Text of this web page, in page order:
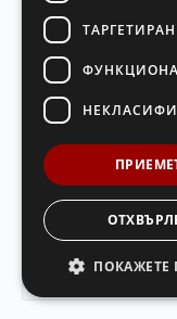
ПОКАЖЕТЕ